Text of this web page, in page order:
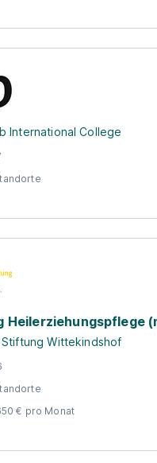
International College
Heilerziehungspflege
Wittekindshof
€ pro Monat